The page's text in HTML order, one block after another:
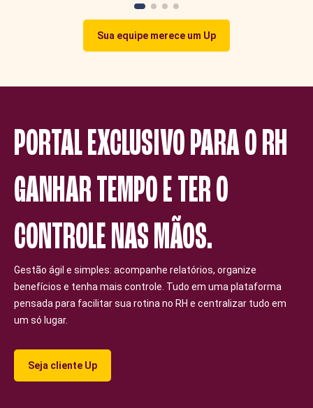
Sua equipe merece um Up
PORTAL EXCLUSIVO PARA O RH
GANHAR TEMPO E TER O
CONTROLE NAS MÃOS.
Gestão ágil e simples: acompanhe relatórios, organize
benefícios e tenha mais controle. Tudo em uma plataforma
pensada para facilitar sua rotina no RH e centralizar tudo em
um só lugar.
Seja cliente Up